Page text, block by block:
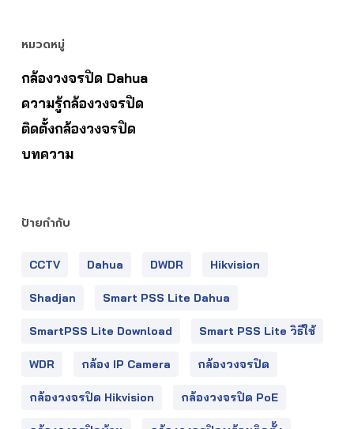
หมวดหมู่
กล้องวงจรปิด Dahua
ความรู้กล้องวงจรปิด
ติดตั้งกล้องวงจรปิด
บทความ
ป้ายกำกับ
CCTV Dahua DWDR Hikvision
Shadjan Smart PSS Lite Dahua
SmartPSS Lite Download Smart PSS Lite วิธีใช้
WDR กล้อง IP Camera กล้องวงจรปิด
กล้องวงจรปิด Hikvision กล้องวงจรปิด PoE